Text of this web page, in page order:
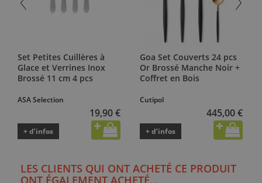
Set Petites Cuillères à
Glace et Verrines Inox
Brossé 11 cm 4 pcs
ASA Selection
19,90 €
+ d’infos
Goa Set Couverts 24 pcs
Or Brossé Manche Noir +
Coffret en Bois
Cutipol
445,00 €
+ d’infos
LES CLIENTS QUI ONT ACHETÉ CE PRODUIT
ONT ÉGALEMENT ACHETÉ...